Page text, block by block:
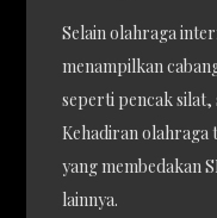
Selain olahraga
menampilkan
seperti pencak
Kehadiran olahraga
yang membedakan
lainnya.